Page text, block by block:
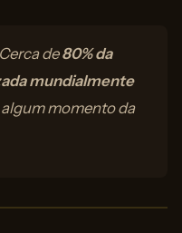
de80% da
mundialmente
momento da